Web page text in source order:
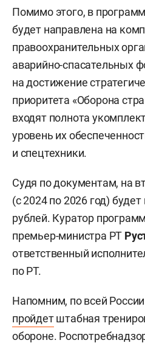
Помимо этого, в
будет направлена на
правоохранительных
аварийно-спасательных
на достижение
приоритета «Оборона
входят полнота
уровень их
и спецтехники.
Судя по документам, на
(с 2024 по 2026 год)
рублей. Куратор
премьер-министра РТ
ответственный
по РТ.
Напомним, по всей
пройдетштабная
обороне.